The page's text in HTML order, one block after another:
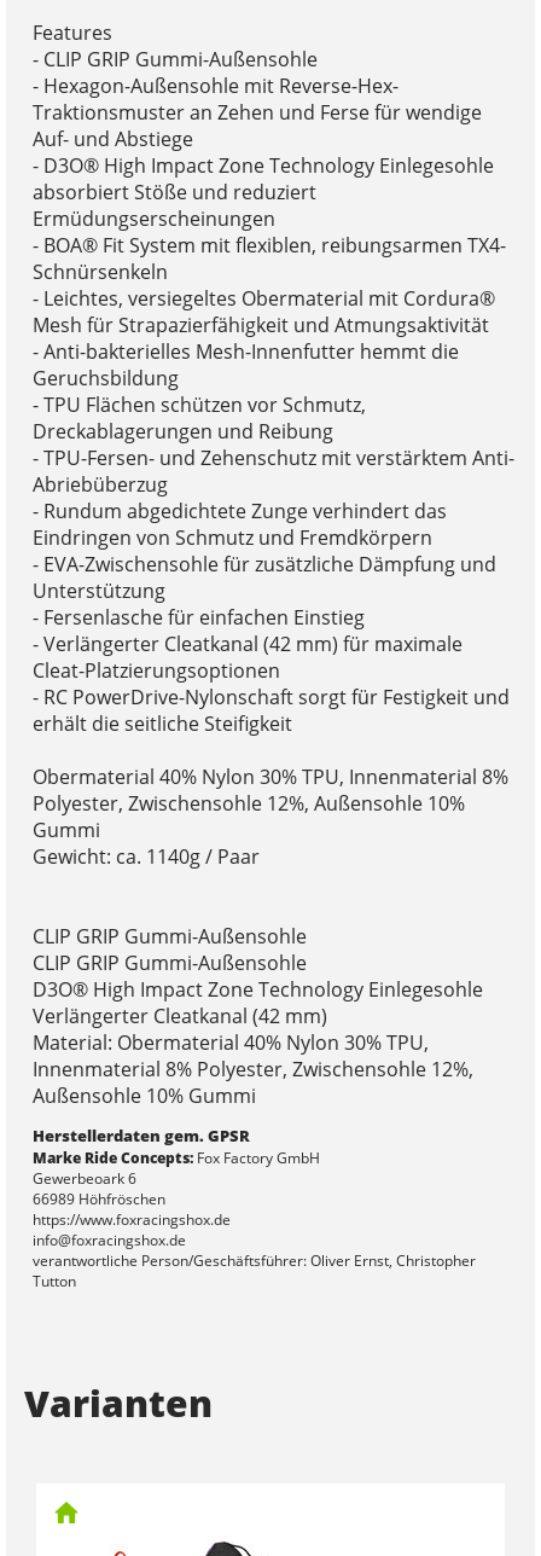
Features
- CLIP GRIP Gummi-Außensohle
- Hexagon-Außensohle mit Reverse-Hex-
Traktionsmuster an Zehen und Ferse für wendige
Auf- und Abstiege
- D3O® High Impact Zone Technology Einlegesohle
absorbiert Stöße und reduziert
Ermüdungserscheinungen
- BOA® Fit System mit flexiblen, reibungsarmen TX4-
Schnürsenkeln
- Leichtes, versiegeltes Obermaterial mit Cordura®
Mesh für Strapazierfähigkeit und Atmungsaktivität
- Anti-bakterielles Mesh-Innenfutter hemmt die
Geruchsbildung
- TPU Flächen schützen vor Schmutz,
Dreckablagerungen und Reibung
- TPU-Fersen- und Zehenschutz mit verstärktem Anti-
Abriebüberzug
- Rundum abgedichtete Zunge verhindert das
Eindringen von Schmutz und Fremdkörpern
- EVA-Zwischensohle für zusätzliche Dämpfung und
Unterstützung
- Fersenlasche für einfachen Einstieg
- Verlängerter Cleatkanal (42 mm) für maximale
Cleat-Platzierungsoptionen
- RC PowerDrive-Nylonschaft sorgt für Festigkeit und
erhält die seitliche Steifigkeit
Obermaterial 40% Nylon 30% TPU, Innenmaterial 8%
Polyester, Zwischensohle 12%, Außensohle 10%
Gummi
Gewicht: ca. 1140g / Paar
CLIP GRIP Gummi-Außensohle
CLIP GRIP Gummi-Außensohle
D3O® High Impact Zone Technology Einlegesohle
Verlängerter Cleatkanal (42 mm)
Material: Obermaterial 40% Nylon 30% TPU,
Innenmaterial 8% Polyester, Zwischensohle 12%,
Außensohle 10% Gummi
Herstellerdaten gem. GPSR
Marke Ride Concepts:Fox Factory GmbH
Gewerbeoark 6
66989 Höhfröschen
https://www.foxracingshox.de
info@foxracingshox.de
verantwortliche Person/Geschäftsführer: Oliver Ernst, Christopher
Tutton
Varianten